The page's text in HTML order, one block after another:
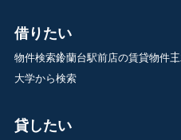
借りたい
物件検索鈴蘭台駅前店の賃貸物件
大学から検索
貸したい